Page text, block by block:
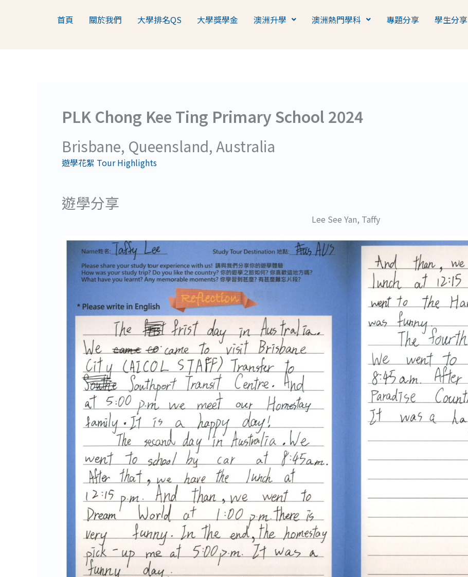
首頁 關於我們 大學排名QS 大學獎學金 澳洲升學 澳洲熱門學科 專題分享 學生分享
PLK Chong Kee Ting Primary School 2024
Brisbane, Queensland, Australia
遊學花絮 Tour Highlights
遊學分享
Lee See Yan, Taffy